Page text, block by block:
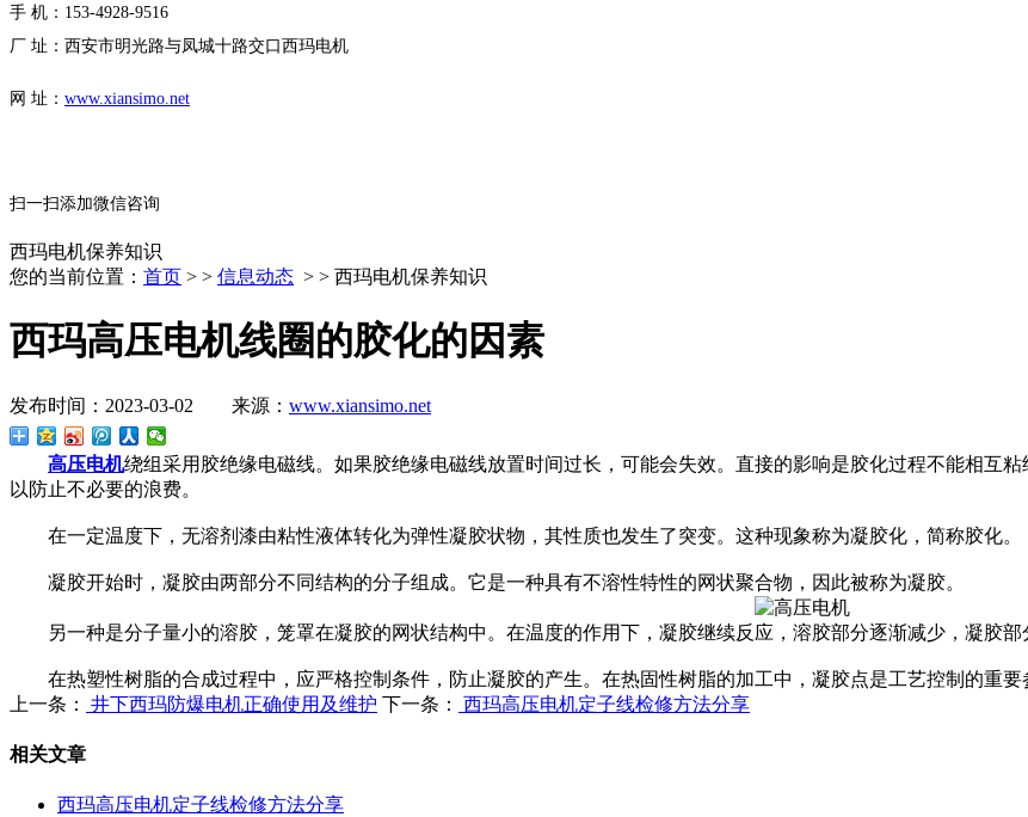
手 机：153-4928-9516
厂 址：西安市明光路与凤城十路交口西玛电机
网 址： www.xiansimo.net
扫一扫添加微信咨询
西玛电机保养知识
您的当前位置： 首页 > > 信息动态 > > 西玛电机保养知识
西玛高压电机线圈的胶化的因素
发布时间：2023-03-02 来源： www.xiansimo.net
高压电机绕组采用胶绝缘电磁线。如果胶绝缘电磁线放置时间过长，可能会失效。直接的影响是胶化过程不能相互
以防止不必要的浪费。
在一定温度下，无溶剂漆由粘性液体转化为弹性凝胶状物，其性质也发生了突变。这种现象称为凝胶化，简称胶化。
凝胶开始时，凝胶由两部分不同结构的分子组成。它是一种具有不溶性特性的网状聚合物，因此被称为凝胶。
另一种是分子量小的溶胶，笼罩在凝胶的网状结构中。在温度的作用下，凝胶继续反应，溶胶部分逐渐减少，凝胶部
在热塑性树脂的合成过程中，应严格控制条件，防止凝胶的产生。在热固性树脂的加工中，凝胶点是工艺控制的重要
上一条：
井下西玛防爆电机正确使用及维护 下一条： 西玛高压电机定子线检修方法分享
相关文章
西玛高压电机定子线检修方法分享